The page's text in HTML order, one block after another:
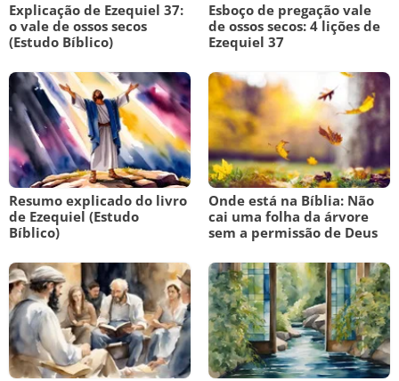
Explicação de Ezequiel 37:
o vale de ossos secos
(Estudo Bíblico)
Esboço de pregação vale
de ossos secos: 4 lições de
Ezequiel 37
Resumo explicado do livro
de Ezequiel (Estudo
Bíblico)
Onde está na Bíblia: Não
cai uma folha da árvore
sem a permissão de Deus